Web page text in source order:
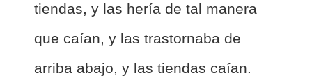
tiendas, y las hería de tal manera
que caían, y las trastornaba de
arriba abajo, y las tiendas caían.